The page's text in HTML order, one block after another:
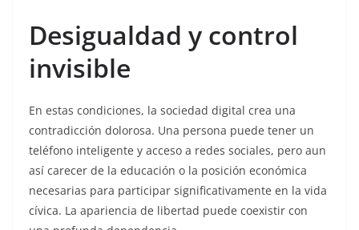
Desigualdad y control
invisible
En estas condiciones, la sociedad digital crea una
contradicción dolorosa. Una persona puede tener un
teléfono inteligente y acceso a redes sociales, pero aun
así carecer de la educación o la posición económica
necesarias para participar significativamente en la vida
cívica. La apariencia de libertad puede coexistir con